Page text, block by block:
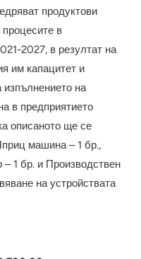
продуктови
в
2027, в резултат на
им капацитет и
изпълнението на
в предприятието
описаното ще се
машина – 1 бр.,
1 бр. и Производствен
на устройствата